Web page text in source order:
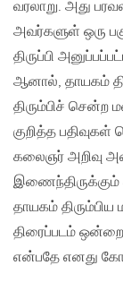
வரலாறு. அது
அவர்களுள் ஒரு
திருப்பி
ஆனால், தாயகம்
திரும்பிச் சென்ற
குறித்த
கலைஞர் அறிவு
இணைந்திருக்கும்
தாயகம்
திரைப்படம்
என்பதே எனது